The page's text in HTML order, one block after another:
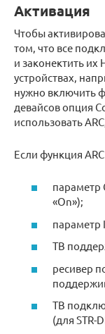
Активация
Чтобы
том, что все
и законектить их
устройствах,
нужно включить
девайсов опция
использовать
Если функция
параметр
«On»);
параметр
ТВ
ресивер
ТВ
(для STR-